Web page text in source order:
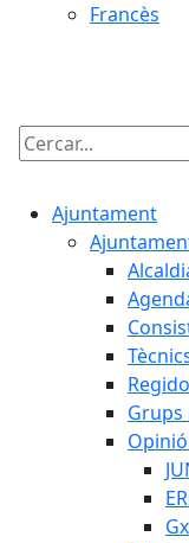
Francès
Cercar:
Ajuntament
Grups